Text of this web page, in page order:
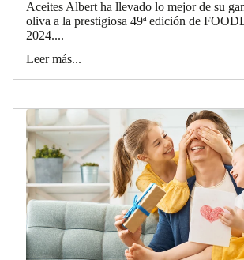
Aceites Albert ha llevado lo mejor de su
oliva a la prestigiosa 49ª edición de
2024....
Leer más...